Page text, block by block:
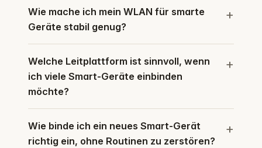
Wie mache ich mein WLAN für smarte
Geräte stabil genug?
Welche Leitplattform ist sinnvoll, wenn
ich viele Smart-Geräte einbinden
möchte?
Wie binde ich ein neues Smart-Gerät
richtig ein, ohne Routinen zu zerstören?